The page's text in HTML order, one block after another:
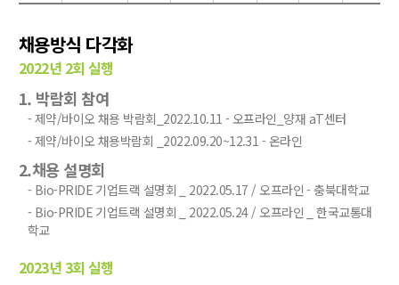
채용방식 다각화
2022년 2회 실행
1. 박람회 참여
- 제약/바이오 채용 박람회_2022.10.11 - 오프라인_양재 aT센터
- 제약/바이오 채용박람회 _2022.09.20~12.31 - 온라인
2.채용 설명회
- Bio-PRIDE 기업트랙 설명회 _ 2022.05.17 / 오프라인 - 충북대학교
- Bio-PRIDE 기업트랙 설명회 _ 2022.05.24 / 오프라인 _ 한국교통대
학교
2023년 3회 실행